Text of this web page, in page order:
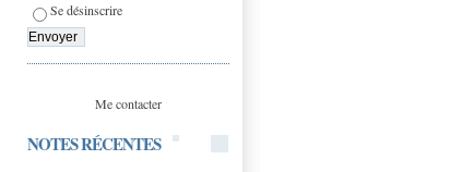
Se désinscrire
Me contacter
NOTES RÉCENTES